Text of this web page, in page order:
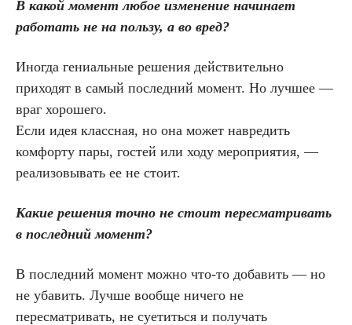
В какой момент любое изменение начинает
работать не на пользу, а во вред?
Иногда гениальные решения действительно
приходят в самый последний момент. Но лучшее —
враг хорошего.
Если идея классная, но она может навредить
комфорту пары, гостей или ходу мероприятия, —
реализовывать ее не стоит.
Какие решения точно не стоит пересматривать
в последний момент?
В последний момент можно что-то добавить — но
не убавить. Лучше вообще ничего не
пересматривать, не суетиться и получать